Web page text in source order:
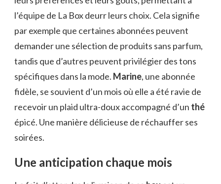
l’équipe de La Box deurr leurs choix. Cela signifie
par exemple que certaines abonnées peuvent
demander une sélection de produits sans parfum,
tandis que d’autres peuvent privilégier des tons
spécifiques dans la mode. Marine, une abonnée
fidèle, se souvient d’un mois où elle a été ravie de
recevoir un plaid ultra-doux accompagné d’un thé
épicé. Une manière délicieuse de réchauffer ses
soirées.
Une anticipation chaque mois